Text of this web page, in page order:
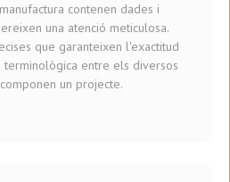
contenen dades i
una atenció meticulosa.
que garanteixen l'exactitud
terminològica entre els diversos
un projecte.